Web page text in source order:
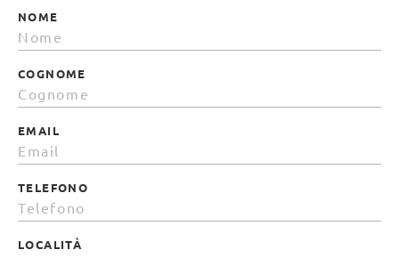
NOME
COGNOME
EMAIL
TELEFONO
LOCALITÀ